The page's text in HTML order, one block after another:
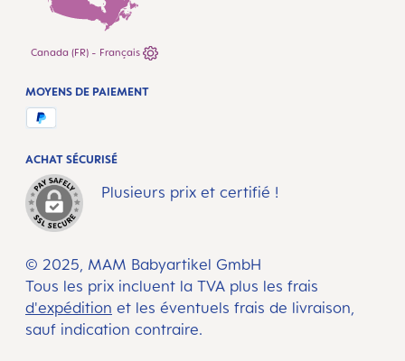
Canada (FR) - Français
© 2025, MAM Babyartikel GmbH
Tous les prix incluent la TVA plus les frais
d'expédition et les éventuels frais de livraison,
sauf indication contraire.
ACHAT SÉCURISÉ
Plusieurs prix et certifié !
MOYENS DE PAIEMENT